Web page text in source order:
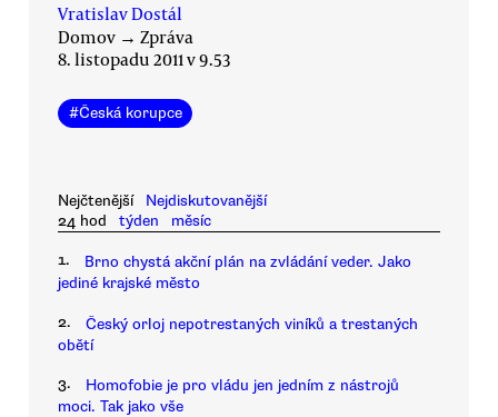
Vratislav Dostál
Domov → Zpráva
8. listopadu 2011 v 9.53
#Česká korupce
Nejčtenější
Nejdiskutovanější
24 hod
týden měsíc
1.
Brno chystá akční plán na zvládání veder. Jako
jediné krajské město
2.
Český orloj nepotrestaných viníků a trestaných
obětí
3.
Homofobie je pro vládu jen jedním z nástrojů
moci. Tak jako vše